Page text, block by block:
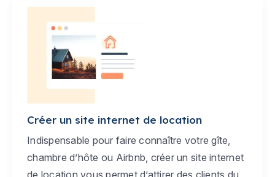
Créer un site internet de location
Indispensable pour faire connaître votre gîte,
chambre d’hôte ou Airbnb, créer un site internet
de location vous permet d’attirer des clients du